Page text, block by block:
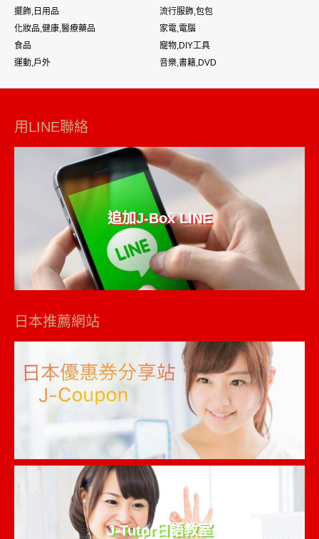
擺飾,日用品
流行服飾,包包
化妝品,健康,醫療藥品
家電,電腦
食品
寵物,DIY工具
運動,戶外
音樂,書籍,DVD
用LINE聯絡
追加J-Box LINE
日本推薦網站
J-Tutor日語教室